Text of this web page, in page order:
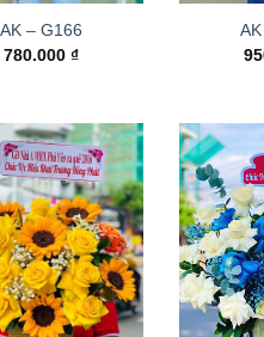
AK – G166
780.000₫